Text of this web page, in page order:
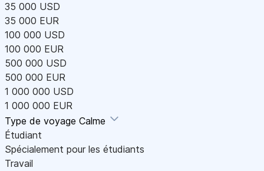
35 000 USD
35 000 EUR
100 000 USD
100 000 EUR
500 000 USD
500 000 EUR
1 000 000 USD
1 000 000 EUR
Type de voyage Calme
Étudiant
Spécialement pour les étudiants
Travail